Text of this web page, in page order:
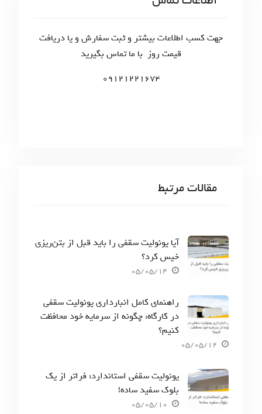
جهت کسب اطلاعات بیشتر و ثبت سفارش و یا دریافت
قیمت روز با ما تماس بگیرید
09121221674
مقالات مرتبط
آیا یونولیت سقفی را باید قبل از بتن‌ریزی
خیس کرد؟
05/05/14
راهنمای کامل انبارداری یونولیت سقفی
در کارگاه: چگونه از سرمایه خود محافظت
کنیم؟
05/05/12
یونولیت سقفی استاندارد: فراتر از یک
بلوک سفید ساده!
05/05/10